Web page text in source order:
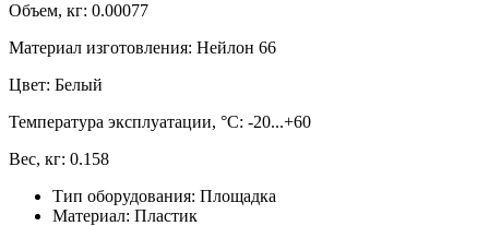
Объем, кг: 0.00077
Материал изготовления: Нейлон 66
Цвет: Белый
Температура эксплуатации, °С: -20...+60
Вес, кг: 0.158
Тип оборудования: Площадка
Материал: Пластик